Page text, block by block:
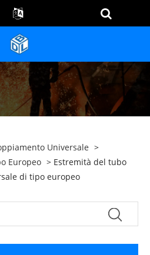
Universale >
Europeo > Estremità del tubo
di tipo europeo